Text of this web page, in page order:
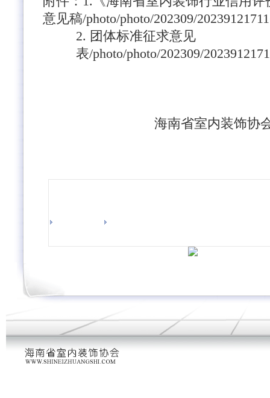
意见稿/photo/photo/202309/
2. 团体标准征求意见
表/photo/photo/202309/
海南省室内装饰协